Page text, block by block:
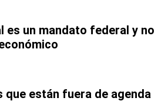
es un mandato federal y no
que están fuera de agenda